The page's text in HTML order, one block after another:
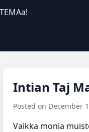
Intian Taj
Posted on December
Vaikka monia